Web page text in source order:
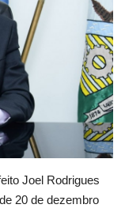
Joel Rodrigues
20 de dezembro